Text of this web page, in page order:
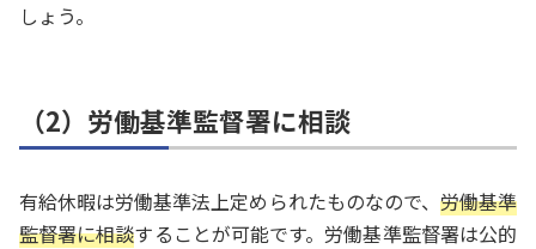
しょう。
（2）労働基準監督署に相談
有給休暇は労働基準法上定められたものなので、 労働基準
監督署に相談することが可能です。労働基準監督署は公的